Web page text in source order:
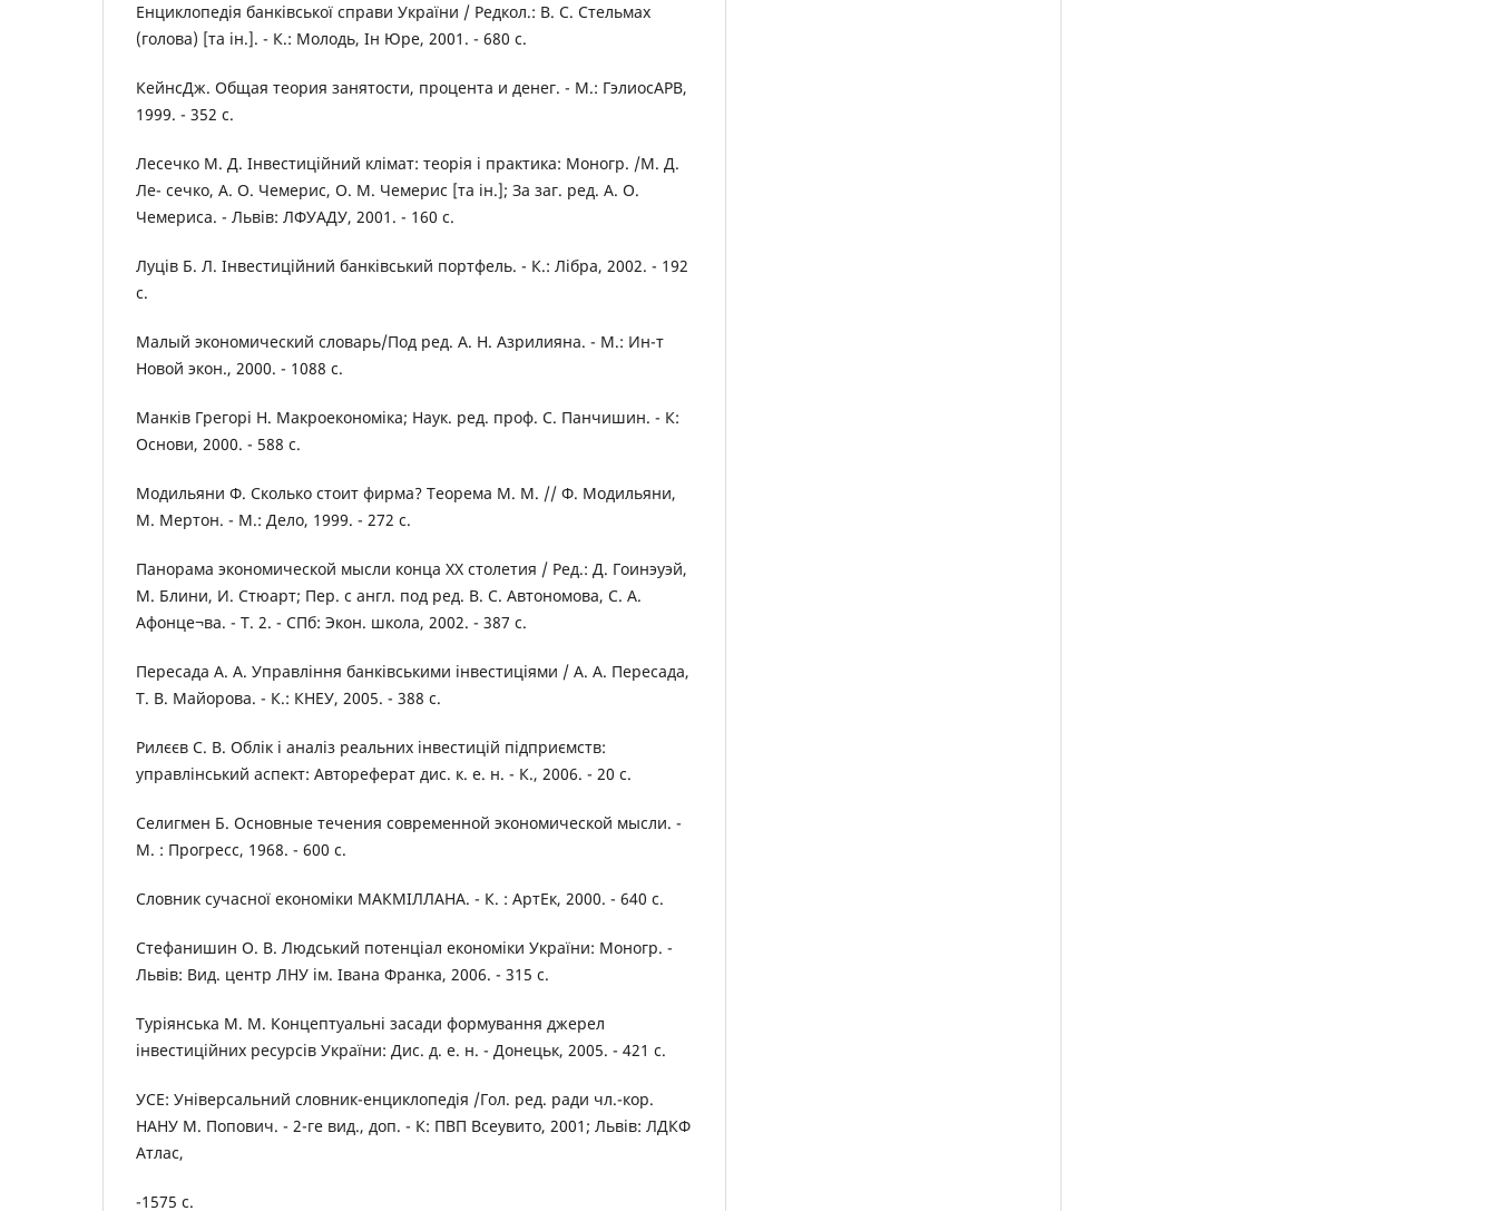
Енциклопедія банківської справи України / Редкол.: В. С. Стельмах
(голова) [та ін.]. - К.: Молодь, Ін Юре, 2001. - 680 с.
КейнсДж. Общая теория занятости, процента и денег. - М.: ГэлиосАРВ,
1999. - 352 с.
Лесечко М. Д. Інвестиційний клімат: теорія і практика: Моногр. /М. Д.
Ле- сечко, А. О. Чемерис, О. М. Чемерис [та ін.]; За заг. ред. А. О.
Чемериса. - Львів: ЛФУАДУ, 2001. - 160 с.
Луців Б. Л. Інвестиційний банківський портфель. - К.: Лібра, 2002. - 192
с.
Малый экономический словарь/Под ред. А. Н. Азрилияна. - М.: Ин-т
Новой экон., 2000. - 1088 с.
Манків Грегорі Н. Макроекономіка; Наук. ред. проф. С. Панчишин. - К:
Основи, 2000. - 588 с.
Модильяни Ф. Сколько стоит фирма? Теорема М. М. // Ф. Модильяни,
М. Мертон. - М.: Дело, 1999. - 272 с.
Панорама экономической мысли конца XX столетия / Ред.: Д. Гоинэуэй,
М. Блини, И. Стюарт; Пер. с англ. под ред. В. С. Автономова, С. А.
Афонце¬ва. - Т. 2. - СПб: Экон. школа, 2002. - 387 с.
Пересада А. А. Управління банківськими інвестиціями / А. А. Пересада,
Т. В. Майорова. - К.: КНЕУ, 2005. - 388 с.
Рилєєв С. В. Облік і аналіз реальних інвестицій підприємств:
управлінський аспект: Автореферат дис. к. е. н. - К., 2006. - 20 с.
Селигмен Б. Основные течения современной экономической мысли. -
М. : Прогресс, 1968. - 600 с.
Словник сучасної економіки МАКМІЛЛАНА. - К. : АртЕк, 2000. - 640 с.
Стефанишин О. В. Людський потенціал економіки України: Моногр. -
Львів: Вид. центр ЛНУ ім. Івана Франка, 2006. - 315 с.
Туріянська М. М. Концептуальні засади формування джерел
інвестиційних ресурсів України: Дис. д. е. н. - Донецьк, 2005. - 421 с.
УСЕ: Універсальний словник-енциклопедія /Гол. ред. ради чл.-кор.
НАНУ М. Попович. - 2-ге вид., доп. - К: ПВП Всеувито, 2001; Львів: ЛДКФ
Атлас,
-1575 с.